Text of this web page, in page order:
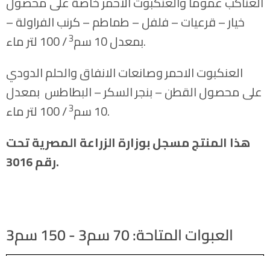
خيار – قرعيات – فلفل – طماطم – كرنب الفراولة –
بمعدل 10 سم
3
/ 100 لتر ماء.
العنكبوت الاحمر وصانعات الانفاق والحلم الدودي
على محصول القطن – بنجر السكر – البطاطس بمعدل
10 سم
3
/ 100 لتر ماء.
هذا المنتج مسجل بوزارة الزراعة المصرية تحت
رقم 3016.
العبوات المتاحة: 70 سم3 - 150 سم3